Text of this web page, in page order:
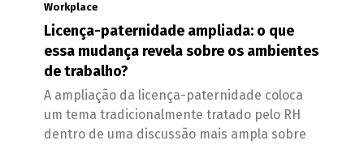
Workplace
Licença-paternidade ampliada: o que
essa mudança revela sobre os ambientes
de trabalho?
A ampliação da licença-paternidade coloca
um tema tradicionalmente tratado pelo RH
dentro de uma discussão mais ampla sobre